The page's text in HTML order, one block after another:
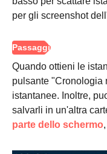
per gli screenshot
Quando ottieni le
pulsante "Cronologia
istantanee. Inoltre,
salvarli in un'altra
parte dello schermo